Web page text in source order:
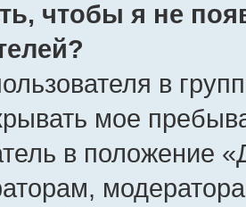
чтобы я не
в
мое
в положение